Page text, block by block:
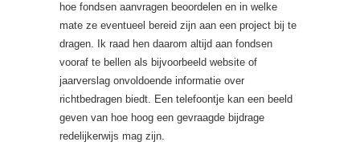
hoe fondsen aanvragen beoordelen en in welke
mate ze eventueel bereid zijn aan een project bij te
dragen. Ik raad hen daarom altijd aan fondsen
vooraf te bellen als bijvoorbeeld website of
jaarverslag onvoldoende informatie over
richtbedragen biedt. Een telefoontje kan een beeld
geven van hoe hoog een gevraagde bijdrage
redelijkerwijs mag zijn.